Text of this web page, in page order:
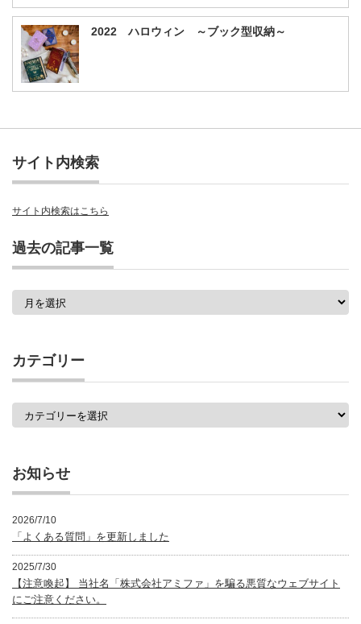
2022 ハロウィン ～ブック型収納～
サイト内検索
サイト内検索はこちら
過去の記事一覧
過
一
覧
カテゴリー
カ
お知らせ
2026/7/10
「よくある質問」を更新しました
2025/7/30
【注意喚起】 当社名「株式会社アミファ」を騙る悪質なウェブサイト
にご注意ください。